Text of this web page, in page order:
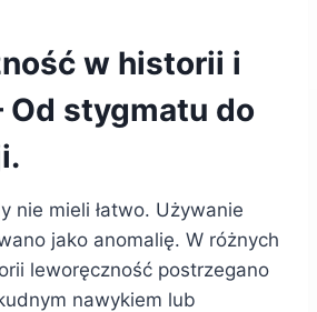
w historii i
Od stygmatu do
nie mieli łatwo. Używanie
jako anomalię. W różnych
leworęczność postrzegano
nawykiem lub